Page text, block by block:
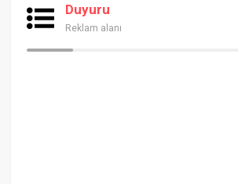
Duyuru
Reklam alanı